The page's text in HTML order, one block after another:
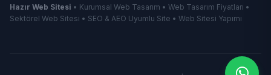
Hazır Web Sitesi • Kurumsal Web Tasarım • Web Tasarım Fiyatları •
Sektörel Web Sitesi • SEO & AEO Uyumlu Site • Web Sitesi Yapımı